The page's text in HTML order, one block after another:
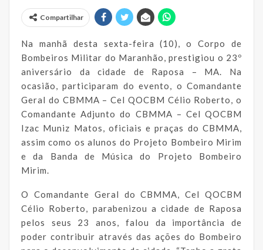
Compartilhar
Na manhã desta sexta-feira (10), o Corpo de
Bombeiros Militar do Maranhão, prestigiou o 23º
aniversário da cidade de Raposa – MA. Na
ocasião, participaram do evento, o Comandante
Geral do CBMMA – Cel QOCBM Célio Roberto, o
Comandante Adjunto do CBMMA – Cel QOCBM
Izac Muniz Matos, oficiais e praças do CBMMA,
assim como os alunos do Projeto Bombeiro Mirim
e da Banda de Música do Projeto Bombeiro
Mirim.
O Comandante Geral do CBMMA, Cel QOCBM
Célio Roberto, parabenizou a cidade de Raposa
pelos seus 23 anos, falou da importância de
poder contribuir através das ações do Bombeiro